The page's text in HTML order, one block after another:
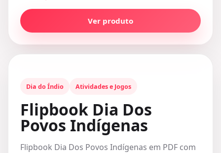
Ver produto
Dia do Índio Atividades e Jogos
Flipbook Dia Dos
Povos Indígenas
Flipbook Dia Dos Povos Indígenas em PDF com